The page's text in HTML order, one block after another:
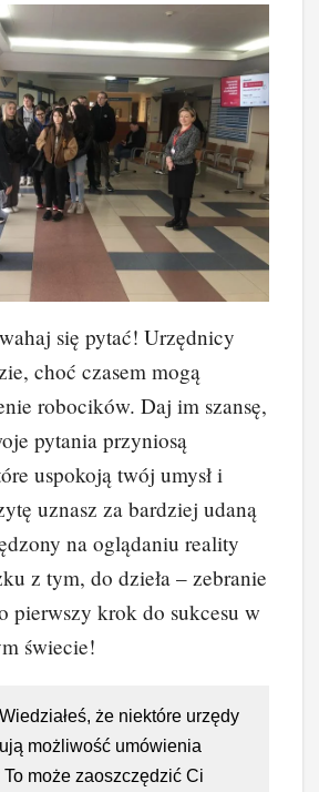
się pytać! Urzędnicy
choć czasem mogą
robocików. Daj im szansę,
pytania przyniosą
uspokoją twój umysł i
uznasz za bardziej udaną
na oglądaniu reality
z tym, do dzieła – zebranie
pierwszy krok do sukcesu w
świecie!
że niektóre urzędy
możliwość umówienia
może zaoszczędzić Ci